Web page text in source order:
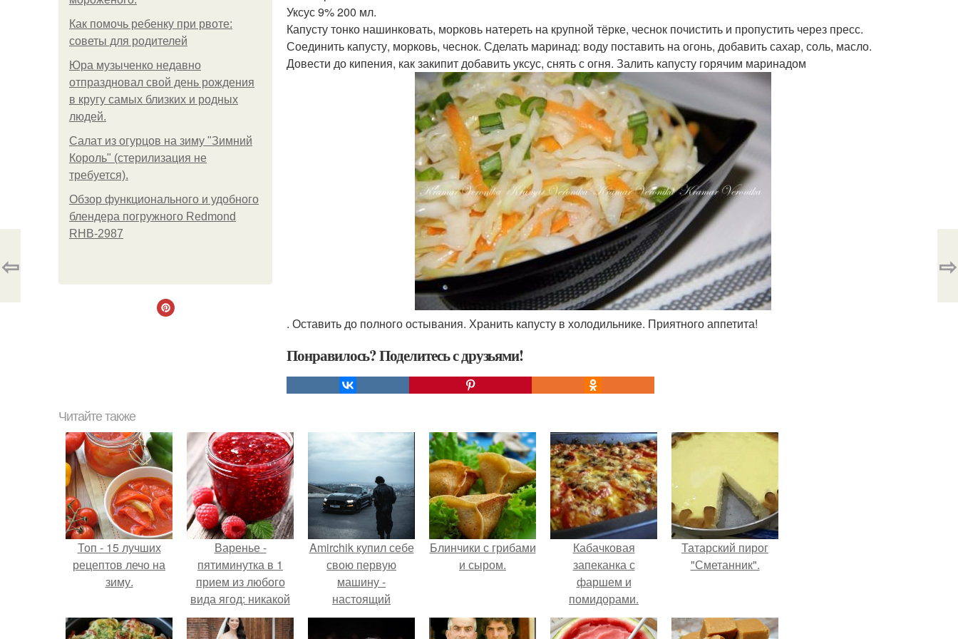
Как помочь ребенку при рвоте:
советы для родителей
Юра музыченко недавно
отпраздновал свой день рождения
в кругу самых близких и родных
людей.
Салат из огурцов на зиму "Зимний
Король" (стерилизация не
требуется).
Обзор функционального и удобного
блендера погружного Redmond
RHB-2987
Уксус 9% 200 мл.
Капусту тонко нашинковать, морковь натереть на крупной тёрке, чеснок почистить и пропустить через пресс.
Соединить капусту, морковь, чеснок. Сделать маринад: воду поставить на огонь, добавить сахар, соль, масло.
Довести до кипения, как закипит добавить уксус, снять с огня. Залить капусту горячим маринадом
. Оставить до полного остывания. Хранить капусту в холодильнике. Приятного аппетита!
Понравилось? Поделитесь с друзьями!
⇦ ⇨
Читайте также
Топ - 15 лучших
рецептов лечо на
зиму.
Варенье -
пятиминутка в 1
прием из любого
вида ягод: никакой
длительной варки,
все витамины на
Amirchik купил себе
свою первую
машину -
настоящий
автомобиль мечты
для многих
Блинчики с грибами
и сыром.
Кабачковая
запеканка с
фаршем и
помидорами.
Татарский пирог
"Сметанник".